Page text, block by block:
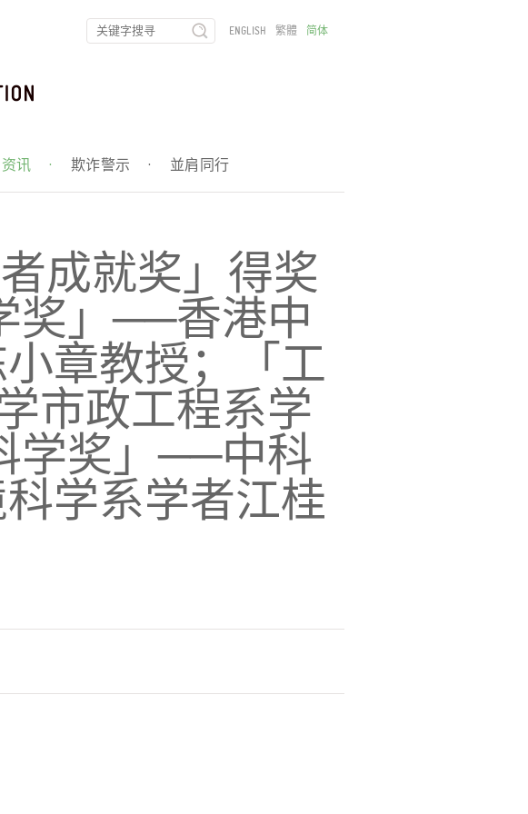
讯 · 欺诈警示 · 並肩同行
ENGLISH 繁體 简体
成就奖」得奖
奖」──香港中
章教授；「工
市政工程系学
学奖」──中科
学系学者江桂